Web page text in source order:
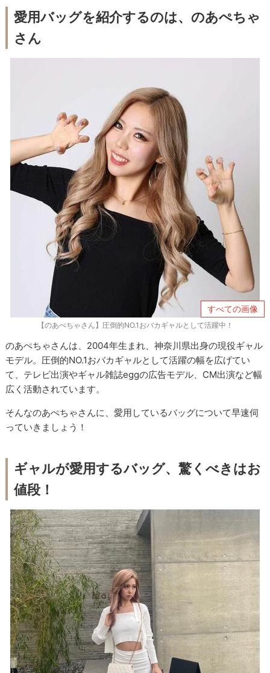
愛用バッグを紹介するのは、のあぺちゃ
さん
すべての画像
【のあぺちゃさん】圧倒的NO.1おバカギャルとして活躍中！
のあぺちゃさんは、2004年生まれ、神奈川県出身の現役ギャル
モデル。圧倒的NO.1おバカギャルとして活躍の幅を広げてい
て、テレビ出演やギャル雑誌eggの広告モデル、CM出演など幅
広く活動されています。
そんなのあぺちゃさんに、愛用しているバッグについて早速伺
っていきましょう！
ギャルが愛用するバッグ、驚くべきはお
値段！